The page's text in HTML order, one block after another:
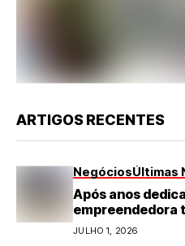
ARTIGOS RECENTES
NegóciosÚltimas
Após anos
empreendedora
turismo em
JULHO 1, 2026